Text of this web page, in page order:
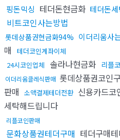
핑돈믹싱 테더돈현금화 테더돈
비트코인사는방법
롯데상품권현금화94% 이더리움사
매
테더코인계좌이체
24시코인업체
솔라나현금화 리플
이더리움클레식판매 롯데상품권코인
판매 소액결제테더전환 신용카드코
세탁해드립니다
리플코인판매
문화상품권테더구매 테더구매